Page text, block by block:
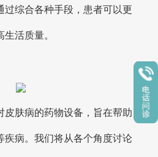
过综合各种手段，患者可以更
活质量。
肤病的药物设备，旨在帮助
疾病。我们将从各个角度讨论